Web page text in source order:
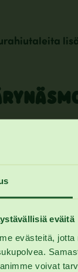
eväitä
evästeitä,
voivat